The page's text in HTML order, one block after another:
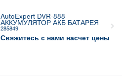
AutoExpert DVR-888
АККУМУЛЯТОР АКБ БАТАРЕЯ
285849
Свяжитесь с нами насчет цены